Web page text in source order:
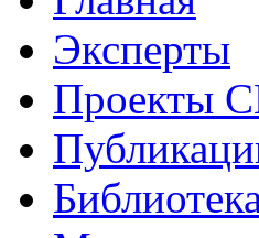
Эксперты
Проекты